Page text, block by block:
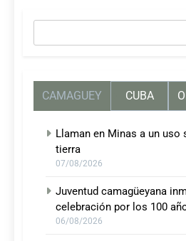
CAMAGUEY CUBA
Llaman en Minas a un uso
tierra
07/08/2026
Juventud camagüeyana
celebración por los 100
06/08/2026